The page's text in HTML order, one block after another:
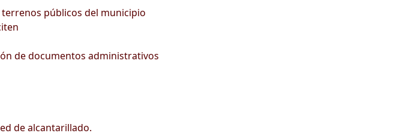
públicos del municipio
de documentos administrativos
de alcantarillado.